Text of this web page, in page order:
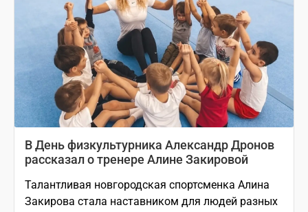
В День физкультурника Александр Дронов
рассказал о тренере Алине Закировой
Талантливая новгородская спортсменка Алина
Закирова стала наставником для людей разных